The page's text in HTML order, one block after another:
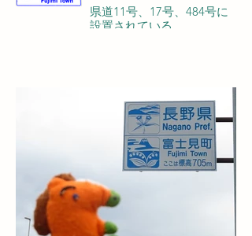
県道11号、17号、484号に
設置されている。